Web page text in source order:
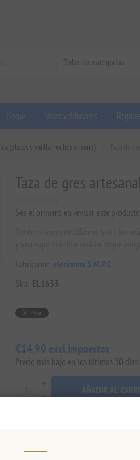
Hogar Velas y difusores
(platos y vajilla hechos a mano)
Taza de gres
Sea el primero en revisar este producto
Fabricante: elenianna S.M.P.C
Sku: EL1633
€14,90 excl impuestos
Precio más bajo en los últimos 30
AÑADIR AL